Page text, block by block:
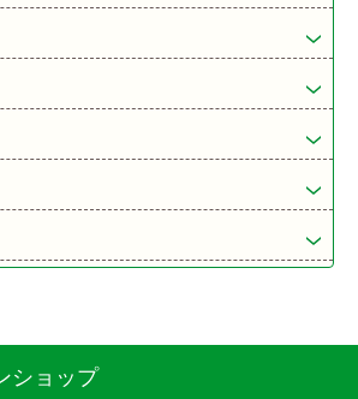
ショップ